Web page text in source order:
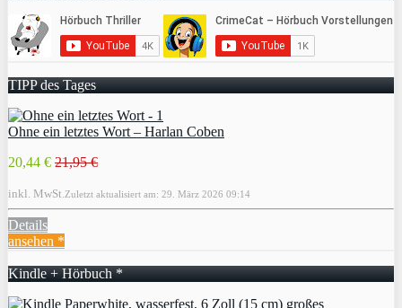
TIPP des Tages
Ohne ein letztes Wort – Harlan Coben
20,44 € 21,95 €
inkl. MwSt. Zuletzt aktualisiert am: 29. März 2026 09:14
Details
ansehen *
Kindle + Hörbuch *